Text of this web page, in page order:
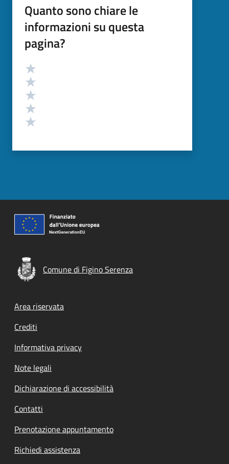
Quanto sono chiare le
informazioni su questa
pagina?
Valutazione
Comune di Figino Serenza
Footer menu
Area riservata
Crediti
Informativa privacy
Note legali
Dichiarazione di accessibilità
Contatti
Prenotazione appuntamento
Richiedi assistenza